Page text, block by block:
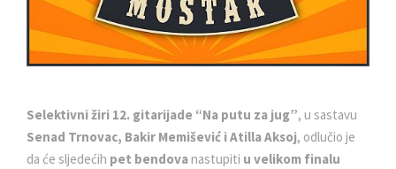
Selektivni žiri 12. gitarijade “Na putu za jug”, u sastavu
Senad Trnovac, Bakir Memišević i Atilla Aksoj, odlučio je
da će sljedećih pet bendovanastupiti u velikom finalu